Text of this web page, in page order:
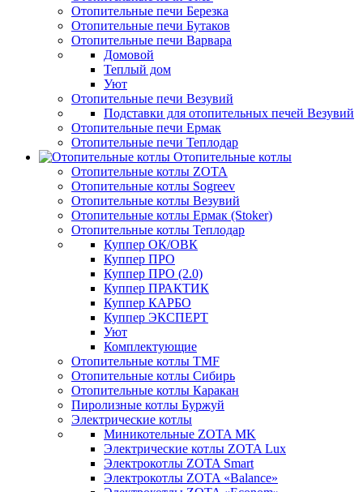
Отопительные печи Березка
Отопительные печи Бутаков
Отопительные печи Варвара
Домовой
Теплый дом
Уют
Отопительные печи Везувий
Подставки для отопительных печей Везувий
Отопительные печи Ермак
Отопительные печи Теплодар
Отопительные котлы
Отопительные котлы ZOTA
Отопительные котлы Sogreev
Отопительные котлы Везувий
Отопительные котлы Ермак (Stoker)
Отопительные котлы Теплодар
Куппер ОК/ОВК
Куппер ПРО
Куппер ПРО (2.0)
Куппер ПРАКТИК
Куппер КАРБО
Куппер ЭКСПЕРТ
Уют
Комплектующие
Отопительные котлы TMF
Отопительные котлы Сибирь
Отопительные котлы Каракан
Пиролизные котлы Буржуй
Электрические котлы
Миникотельные ZOTA MK
Электрические котлы ZOTA Lux
Электрокотлы ZOTA Smart
Электрокотлы ZOTA «Balance»